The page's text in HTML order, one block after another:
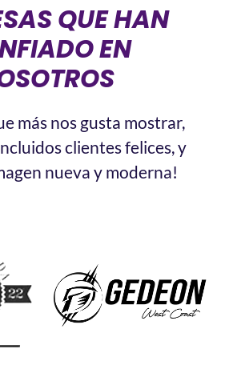
QUE HAN
EN
más nos gusta mostrar,
clientes felices, y
nueva y moderna!